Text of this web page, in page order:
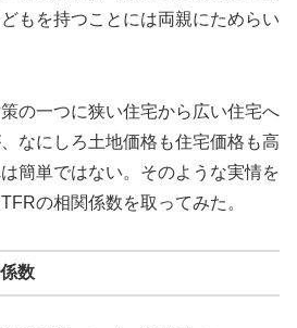
もを持つことには両親にためらい
の一つに狭い住宅から広い住宅へ
なにしろ土地価格も住宅価格も高
簡単ではない。そのような実情を
の相関係数を取ってみた。
数